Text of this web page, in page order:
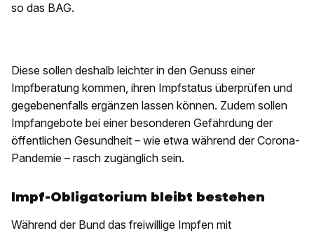
so das BAG.
Diese sollen deshalb leichter in den Genuss einer
Impfberatung kommen, ihren Impfstatus überprüfen und
gegebenenfalls ergänzen lassen können. Zudem sollen
Impfangebote bei einer besonderen Gefährdung der
öffentlichen Gesundheit – wie etwa während der Corona-
Pandemie – rasch zugänglich sein.
Impf-Obligatorium bleibt bestehen
Während der Bund das freiwillige Impfen mit